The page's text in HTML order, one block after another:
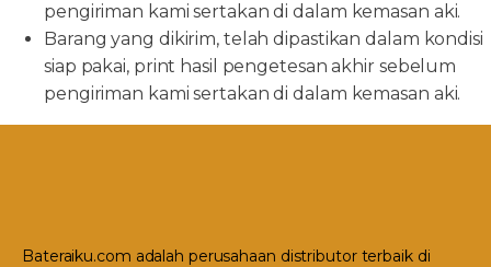
pengiriman kami sertakan di dalam kemasan aki.
Barang yang dikirim, telah dipastikan dalam kondisi
siap pakai, print hasil pengetesan akhir sebelum
pengiriman kami sertakan di dalam kemasan aki.
Bateraiku.com adalah perusahaan distributor terbaik di